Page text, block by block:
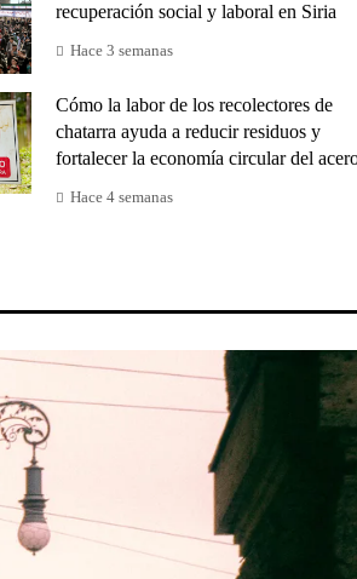
recuperación social y laboral en Siria
Hace 3 semanas
Cómo la labor de los recolectores de
chatarra ayuda a reducir residuos y
fortalecer la economía circular del
Hace 4 semanas